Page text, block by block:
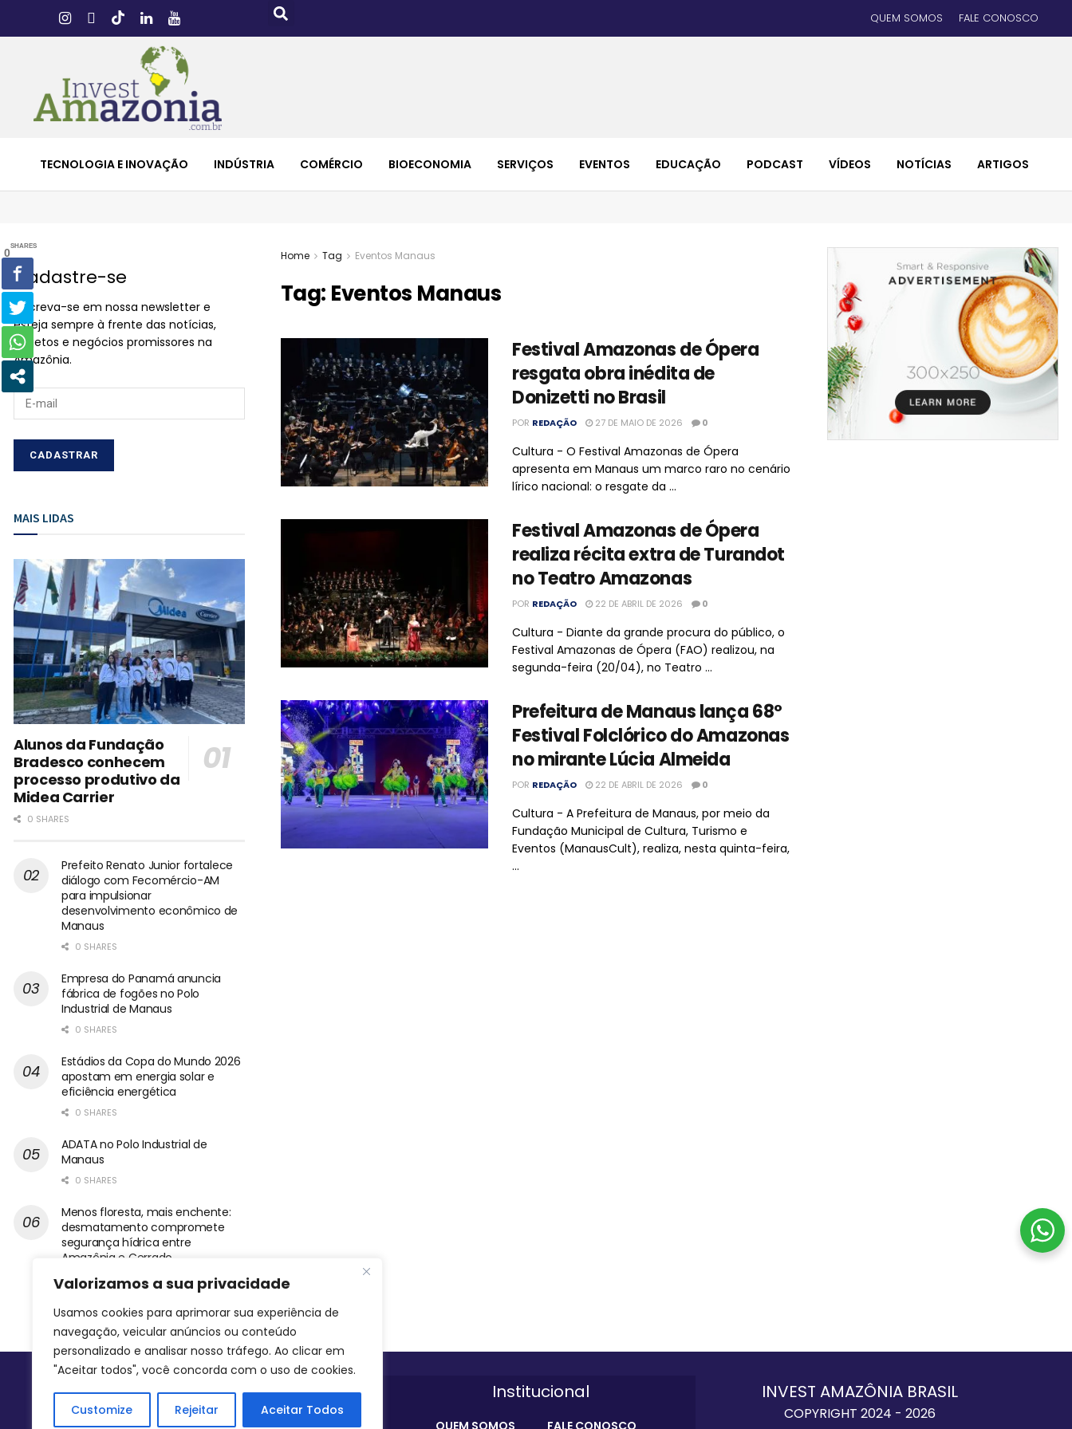
Valorizamos a sua privacidade
Usamos cookies para aprimorar sua experiência de
navegação, veicular anúncios ou conteúdo
personalizado e analisar nosso tráfego. Ao clicar em
"Aceitar todos", você concorda com o uso de cookies.
Customize Rejeitar Aceitar Todos
QUEM SOMOS FALE CONOSCO
TECNOLOGIA E INOVAÇÃO INDÚSTRIA COMÉRCIO BIOECONOMIA SERVIÇOS EVENTOS EDUCAÇÃO PODCAST VÍDEOS NOTÍCIAS ARTIGOS
Home Tag Eventos Manaus
Tag: Eventos Manaus
Festival Amazonas de Ópera
resgata obra inédita de
Donizetti no Brasil
POR REDAÇÃO 27 DE MAIO DE 2026 0
Cultura - O Festival Amazonas de Ópera
apresenta em Manaus um marco raro no cenário
lírico nacional: o resgate da ...
Festival Amazonas de Ópera
realiza récita extra de Turandot
no Teatro Amazonas
POR REDAÇÃO 22 DE ABRIL DE 2026 0
Cultura - Diante da grande procura do público, o
Festival Amazonas de Ópera (FAO) realizou, na
segunda-feira (20/04), no Teatro ...
Prefeitura de Manaus lança 68º
Festival Folclórico do Amazonas
no mirante Lúcia Almeida
POR REDAÇÃO 22 DE ABRIL DE 2026 0
Cultura - A Prefeitura de Manaus, por meio da
Fundação Municipal de Cultura, Turismo e
Eventos (ManausCult), realiza, nesta quinta-feira,
...
Cadastre-se
Inscreva-se em nossa newsletter e
esteja sempre à frente das notícias,
projetos e negócios promissores na
Amazônia.
MAIS LIDAS
Alunos da Fundação
Bradesco conhecem
processo produtivo da
Midea Carrier
0 SHARES
Prefeito Renato Junior fortalece
diálogo com Fecomércio-AM
para impulsionar
desenvolvimento econômico de
Manaus
0 SHARES
Empresa do Panamá anuncia
fábrica de fogões no Polo
Industrial de Manaus
0 SHARES
Estádios da Copa do Mundo 2026
apostam em energia solar e
eficiência energética
0 SHARES
ADATA no Polo Industrial de
Manaus
0 SHARES
Menos floresta, mais enchente:
desmatamento compromete
segurança hídrica entre
Amazônia e Cerrado
0 SHARES
Siga-nos Institucional INVEST AMAZÔNIA BRASIL
COPYRIGHT 2024 - 2026
0
SHARES